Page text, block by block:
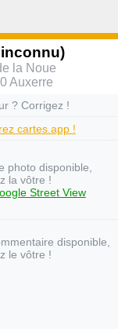
la Noue
Auxerre
? Corrigez !
cartes.app !
photo disponible,
la vôtre !
Street View
disponible,
le vôtre !